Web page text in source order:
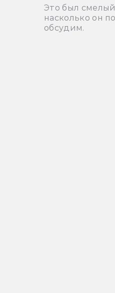
Это был
насколько он
обсудим.